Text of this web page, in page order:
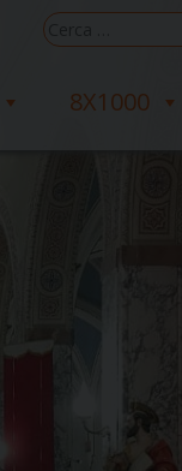
Ricerca
per:
8X1000